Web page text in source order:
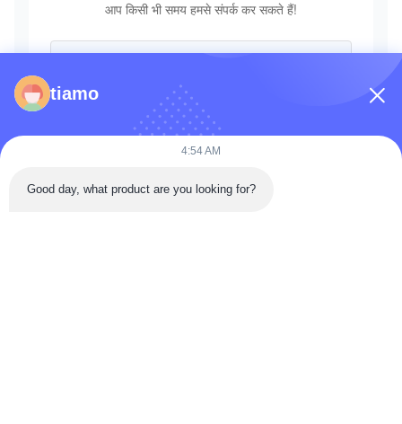
आप किसी भी समय हमसे संपर्क कर सकते हैं!
tiamo
4:54 AM
Good day, what product are you looking for?